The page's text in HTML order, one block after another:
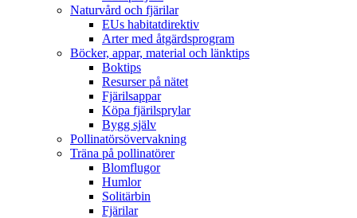
Naturvård och fjärilar
EUs habitatdirektiv
Arter med åtgärdsprogram
Böcker, appar, material och länktips
Boktips
Resurser på nätet
Fjärilsappar
Köpa fjärilsprylar
Bygg själv
Pollinatörsövervakning
Träna på pollinatörer
Blomflugor
Humlor
Solitärbin
Fjärilar